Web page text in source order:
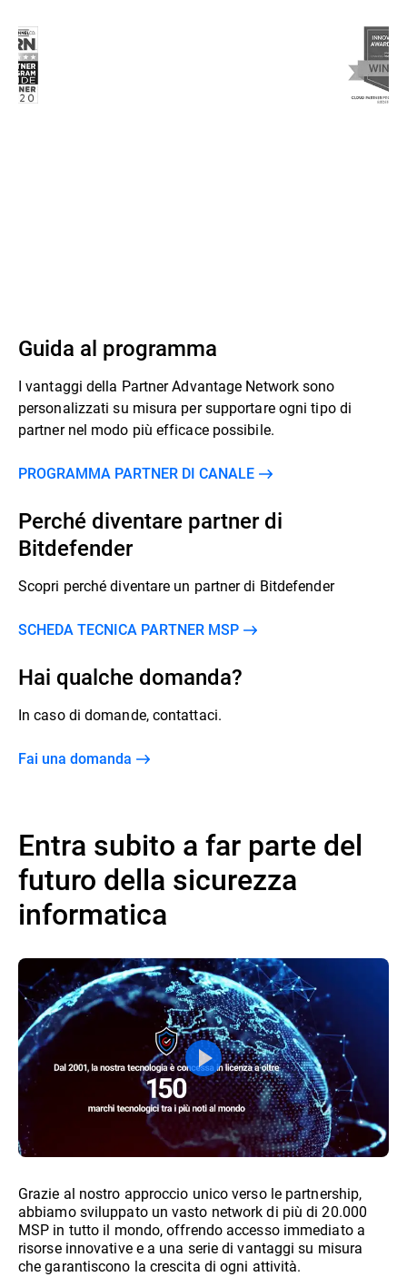
Guida al programma
I vantaggi della Partner Advantage Network sono
personalizzati su misura per supportare ogni tipo di
partner nel modo più efficace possibile.
PROGRAMMA PARTNER DI CANALE
Perché diventare partner di
Bitdefender
Scopri perché diventare un partner di Bitdefender
SCHEDA TECNICA PARTNER MSP
Hai qualche domanda?
In caso di domande, contattaci.
Fai una domanda
Entra subito a far parte del
futuro della sicurezza
informatica
Grazie al nostro approccio unico verso le partnership,
abbiamo sviluppato un vasto network di più di 20.000
MSP in tutto il mondo, offrendo accesso immediato a
risorse innovative e a una serie di vantaggi su misura
che garantiscono la crescita di ogni attività.